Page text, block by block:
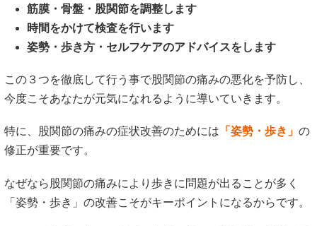
筋膜・骨盤・股関節を調整します
時間をかけて検査を行います
姿勢・歩き方・セルフケアのアドバイスをします
この３つを徹底して行う事で股関節の痛みの悪化を予防し、
今度こそあなたが元気になれるように導いていきます。
特に、股関節の痛みの症状改善のためには 「姿勢・歩き」 の
修正が重要です。
なぜなら股関節の痛みにより歩きに問題が出ることが多く
「姿勢・歩き」の改善こそがキーポイントになるからです。